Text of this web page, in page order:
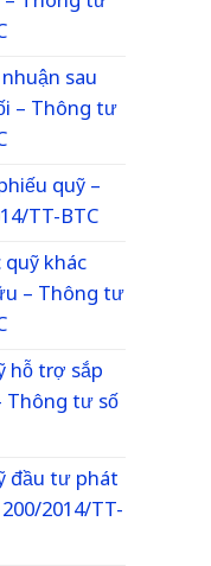
sau
– Thông tư
quỹ –
TT-BTC
khác
– Thông tư
hỗ trợ sắp
tư số
đầu tư phát
2014/TT-